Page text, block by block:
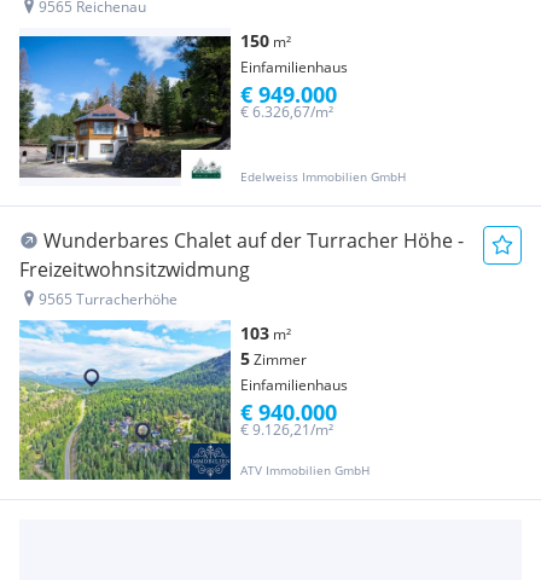
9565 Reichenau
150 m²
Einfamilienhaus
Edelweiss Immobilien GmbH
€ 6.326,67/m²
€ 949.000
Wunderbares Chalet auf der Turracher Höhe -
Freizeitwohnsitzwidmung
9565 Turracherhöhe
103 m²
5Zimmer
Einfamilienhaus
ATV Immobilien GmbH
€ 9.126,21/m²
€ 940.000